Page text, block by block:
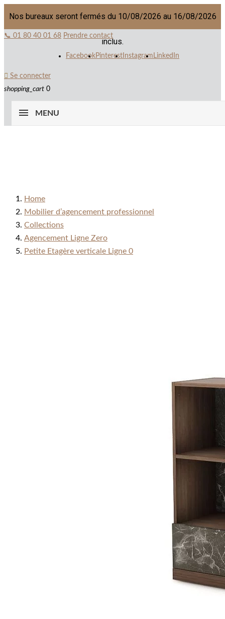
Nos bureaux seront fermés du 10/08/2026 au 16/08/2026
inclus.
📞 01 80 40 01 68 Prendre contact
FacebookPinterest Instagram LinkedIn
 Se connecter
shopping_cart 0
MENU
Home
Mobilier d’agencement professionnel
Collections
Agencement Ligne Zero
Petite Etagère verticale Ligne 0